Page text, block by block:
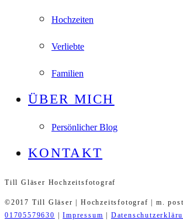
Hochzeiten
Verliebte
Familien
ÜBER MICH
Persönlicher Blog
KONTAKT
Till Gläser Hochzeitsfotograf
©2017 Till Gläser | Hochzeitsfotograf | m.
01705579630
|Impressum